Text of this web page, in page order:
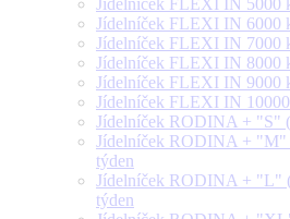
Jídelníček FLEXI IN 5000
Jídelníček FLEXI IN 6000
Jídelníček FLEXI IN 7000
Jídelníček FLEXI IN 8000
Jídelníček FLEXI IN 9000
Jídelníček FLEXI IN
Jídelníček RODINA + "S"
Jídelníček RODINA + "M"
týden
Jídelníček RODINA + "L"
týden